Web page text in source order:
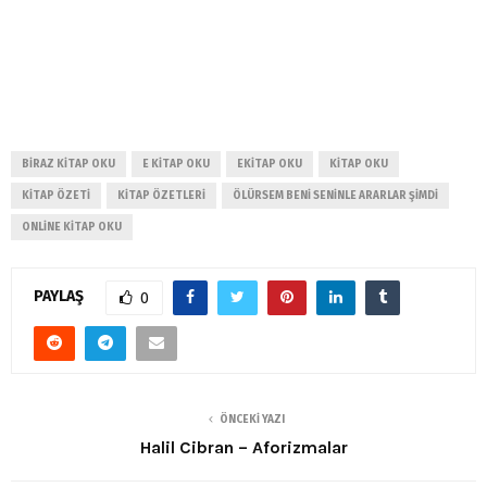
BIRAZ KITAP OKU E KITAP OKU EKITAP OKU KITAP OKU
KITAP ÖZETI KITAP ÖZETLERI ÖLÜRSEM BENI SENINLE ARARLAR ŞIMDI
ONLINE KITAP OKU
PAYLAŞ 0
ÖNCEKI YAZI
Halil Cibran – Aforizmalar